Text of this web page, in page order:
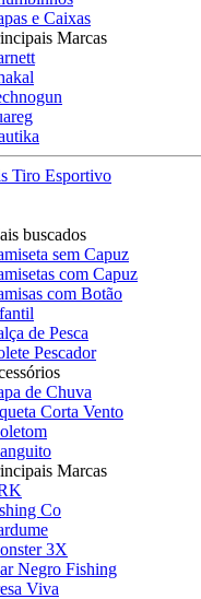
e Caixas
Marcas
Tiro Esportivo
buscados
sem Capuz
com Capuz
com Botão
de Pesca
Pescador
de Chuva
Corta Vento
Marcas
Co
3X
Negro Fishing
Viva